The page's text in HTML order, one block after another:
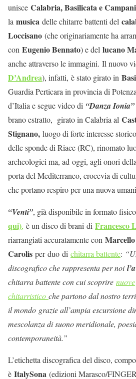
unisce Calabria, Basilicata e
la musica delle chitarre battenti del
Loccisano (che originariamente ha
con Eugenio Bennato) e del lucano
anche attraverso le immagini. Il nuovo
D’Andrea), infatti, è stato girato in
Guardia Perticara in provincia di
d’Italia e segue video di “Danza Ionia”
brano estratto, girato in Calabria al
Stignano, luogo di forte interesse
delle sponde di Riace (RC), rinomato
archeologici ma, ad oggi, agli onori
porta del Mediterraneo, crocevia di
che portano respiro per una nuova
“Venti”, già disponibile in formato
qui), è un disco di brani di Francesco
riarrangiati accuratamente con
Carolis per duo di chitarra battente:
discografico che rappresenta per noi
chitarra battente con cui scoprire
chitarristico che partono dal nostro
il mondo grazie all’ampia escursione
mescolanza di suono meridionale,
contemporaneità.”
L’etichetta discografica del disco,
è ItalySona (edizioni Marasco/